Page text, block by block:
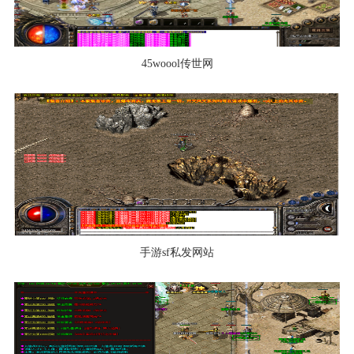
45woool传世网
手游sf私发网站